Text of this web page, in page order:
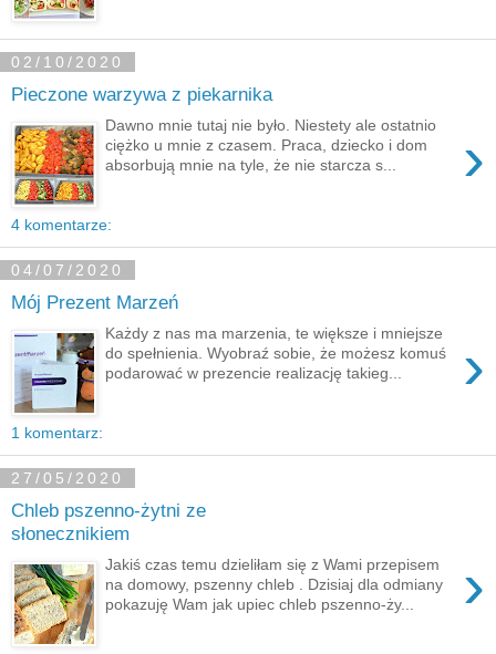
02/10/2020
Pieczone warzywa z piekarnika
›
Dawno mnie tutaj nie było. Niestety ale ostatnio
ciężko u mnie z czasem. Praca, dziecko i dom
absorbują mnie na tyle, że nie starcza s...
4 komentarze:
04/07/2020
Mój Prezent Marzeń
›
Każdy z nas ma marzenia, te większe i mniejsze
do spełnienia. Wyobraź sobie, że możesz komuś
podarować w prezencie realizację takieg...
1 komentarz:
27/05/2020
Chleb pszenno-żytni ze
słonecznikiem
›
Jakiś czas temu dzieliłam się z Wami przepisem
na domowy, pszenny chleb . Dzisiaj dla odmiany
pokazuję Wam jak upiec chleb pszenno-ży...